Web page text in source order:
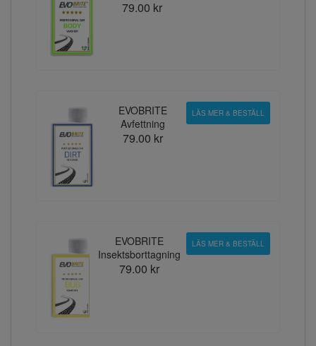
79.00 kr
EVOBRITE
Avfettning
79.00 kr
LÄS MER & BESTÄLL
EVOBRITE
Insektsborttagning
79.00 kr
LÄS MER & BESTÄLL